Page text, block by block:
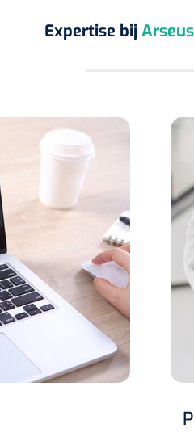
Expertise bij